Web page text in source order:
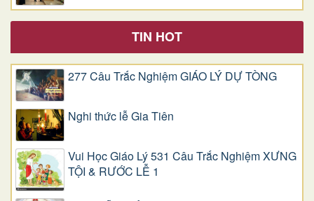
TIN HOT
277 Câu Trắc Nghiệm GIÁO LÝ DỰ TÒNG
Nghi thức lễ Gia Tiên
Vui Học Giáo Lý 531 Câu Trắc Nghiệm XƯNG
TỘI & RƯỚC LỄ 1